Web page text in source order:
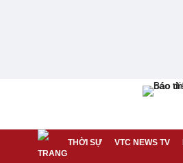
THỜI SỰ VTC NEWS TV